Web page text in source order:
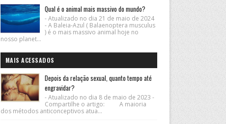
Qual é o animal mais massivo do mundo?
- Atualizado no dia 21 de maio de 2024
- A Baleia-Azul ( Balaenoptera musculus
) é o mais massivo animal hoje no
nosso planet...
MAIS ACESSADOS
Depois da relação sexual, quanto tempo até
engravidar?
- Atualizado no dia 8 de maio de 2023 -
Compartilhe o artigo: A maioria
dos métodos anticonceptivos atua...